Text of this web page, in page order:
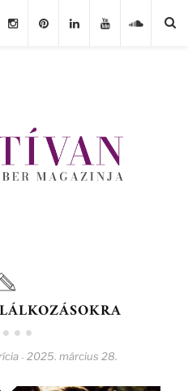
- 2025. március 28.